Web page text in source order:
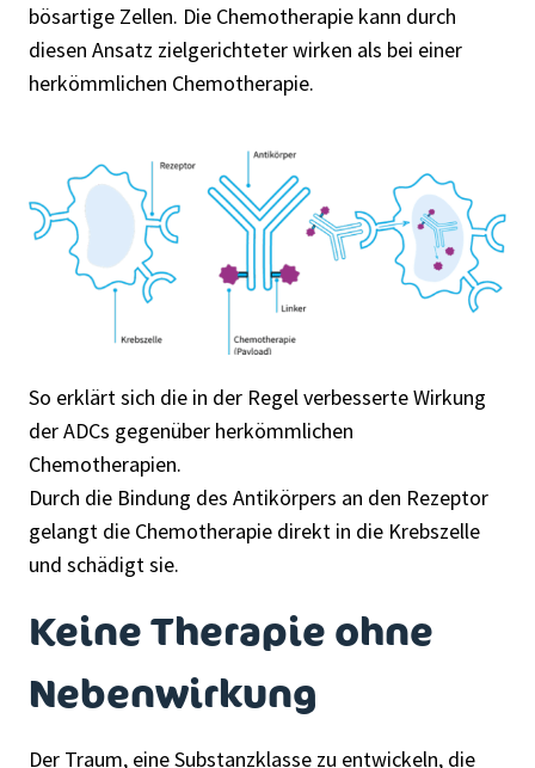
bösartige Zellen. Die Chemotherapie kann durch
diesen Ansatz zielgerichteter wirken als bei einer
herkömmlichen Chemotherapie.
So erklärt sich die in der Regel verbesserte Wirkung
der ADCs gegenüber herkömmlichen
Chemotherapien.
Durch die Bindung des Antikörpers an den Rezeptor
gelangt die Chemotherapie direkt in die Krebszelle
und schädigt sie.
Keine Therapie ohne
Nebenwirkung
Der Traum, eine Substanzklasse zu entwickeln, die